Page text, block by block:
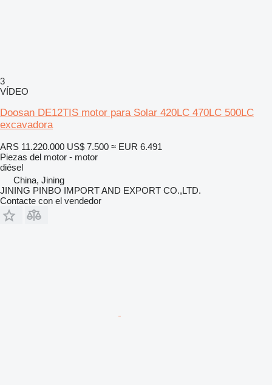
3
VÍDEO
Doosan DE12TIS motor para Solar 420LC 470LC 500LC
excavadora
ARS 11.220.000 US$ 7.500 ≈ EUR 6.491
Piezas del motor - motor
diésel
China, Jining
JINING PINBO IMPORT AND EXPORT CO.,LTD.
Contacte con el vendedor